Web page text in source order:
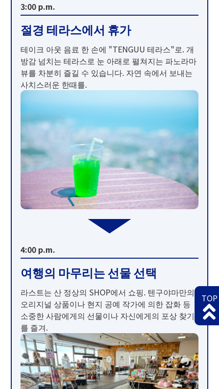
3:00 p.m.
절경 테라스에서 휴가
테이크 아웃 음료 한 손에 "TENGUU 테라스"로. 개
방감 넘치는 테라스로 눈 아래로 펼쳐지는 파노라마
뷰를 차분히 즐길 수 있습니다. 자연 속에서 보내는
사치스러운 한때를.
4:00 p.m.
여행의 마무리는 선물 선택
라스트는 산 정상의 SHOP에서 쇼핑. 텐구야마만의
오리지널 상품이나 현지 공예 작가에 의한 잡화 등
소중한 사람에게의 선물이나 자신에게의 포상 찾기
를 즐겨.
TOP